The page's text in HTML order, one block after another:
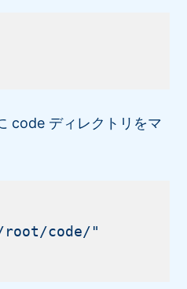
code ディレクトリをマ
code/"